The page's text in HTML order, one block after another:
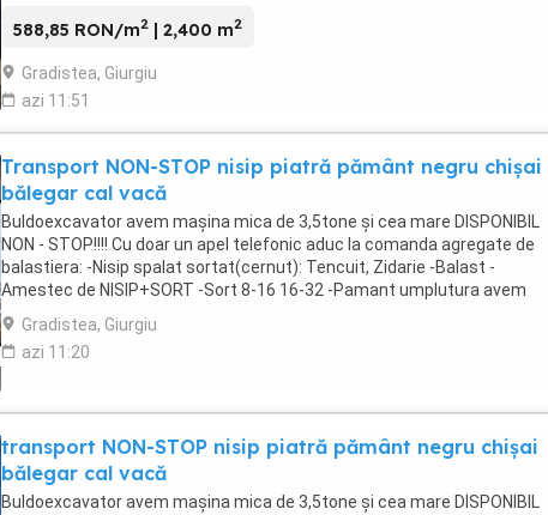
588,85 RON/m2 | 2,400 m2
Gradistea, Giurgiu
azi 11:51
Transport NON-STOP nisip piatră pământ negru chișai
bălegar cal vacă
Buldoexcavator avem mașina mica de 3,5tone și cea mare DISPONIBIL
NON - STOP!!!! Cu doar un apel telefonic aduc la comanda agregate de
balastiera: -Nisip spalat sortat(cernut): Tencuit, Zidarie -Balast -
Amestec de NISIP+SORT -Sort 8-16 16-32 -Pamant umplutura avem
bălegar, de vaca,de cal,de ...
Gradistea, Giurgiu
azi 11:20
transport NON-STOP nisip piatră pământ negru chișai
bălegar cal vacă
Buldoexcavator avem mașina mica de 3,5tone și cea mare DISPONIBIL